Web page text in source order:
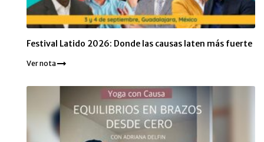
Festival Latido 2026: Donde las causas laten más fuerte
Ver nota